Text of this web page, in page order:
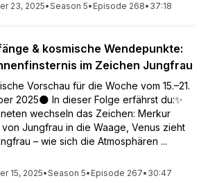
23, 2025•Season 5• Episode 268• 37:18
& kosmische Wendepunkte:
im Zeichen Jungfrau
Vorschau für die Woche vom 15.–21.
2025🌑 In dieser Folge erfährst du:✨
wechseln das Zeichen: Merkur
Jungfrau in die Waage, Venus zieht
– wie sich die Atmosphären ...
15, 2025•Season 5• Episode 267• 30:47